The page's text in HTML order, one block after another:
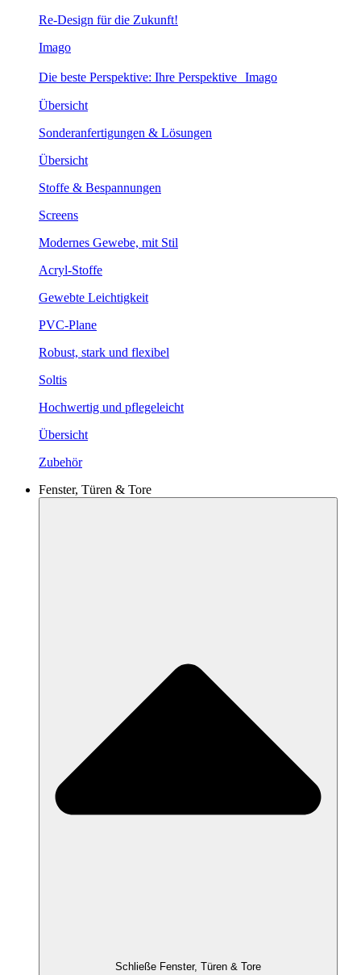
Re-Design für die Zukunft!
Imago
Die beste Perspektive: Ihre Perspektive Imago
Übersicht
Sonderanfertigungen & Lösungen
Übersicht
Stoffe & Bespannungen
Screens
Modernes Gewebe, mit Stil
Acryl-Stoffe
Gewebte Leichtigkeit
PVC-Plane
Robust, stark und flexibel
Soltis
Hochwertig und pflegeleicht
Übersicht
Zubehör
Fenster, Türen & Tore
Schließe Fenster, Türen & Tore